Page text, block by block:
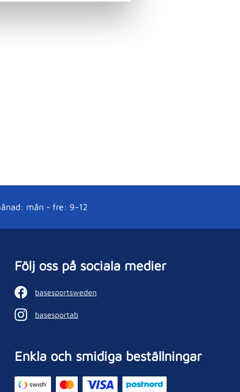
mån - fre: 9-12
Följ oss på sociala medier
basesportsweden
basesportab
Enkla och smidiga beställningar